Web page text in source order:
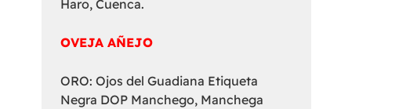
Haro, Cuenca.
OVEJA AÑEJO
ORO: Ojos del Guadiana Etiqueta
Negra DOP Manchego, Manchega